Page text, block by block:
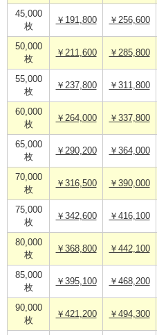
45,000
枚
￥191,800 ￥256,600
50,000
枚
￥211,600 ￥285,800
55,000
枚
￥237,800 ￥311,800
60,000
枚
￥264,000 ￥337,800
65,000
枚
￥290,200 ￥364,000
70,000
枚
￥316,500 ￥390,000
75,000
枚
￥342,600 ￥416,100
80,000
枚
￥368,800 ￥442,100
85,000
枚
￥395,100 ￥468,200
90,000
枚
￥421,200 ￥494,300